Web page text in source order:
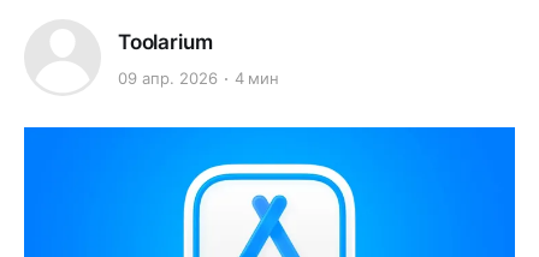
Toolarium
09 апр. 2026 4 мин